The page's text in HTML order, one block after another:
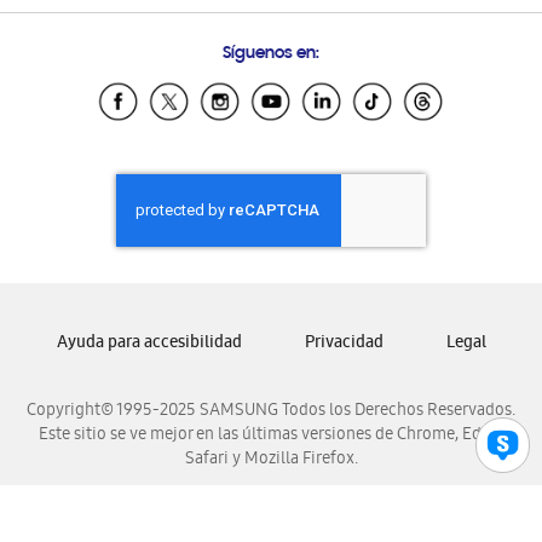
Samsung Ecuador
Samsung El Salvador
Samsung Honduras
Samsung Nicaragua
Samsung Panamá
Samsung Venezuela
Síguenos en:
Copyright© 1995-2025 SAMSUNG Todos los Derechos Reservados.
Este sitio se ve mejor en las últimas versiones de Chrome, Edge,
Safari y Mozilla Firefox.
Ayuda para accesibilidad Privacidad Legal